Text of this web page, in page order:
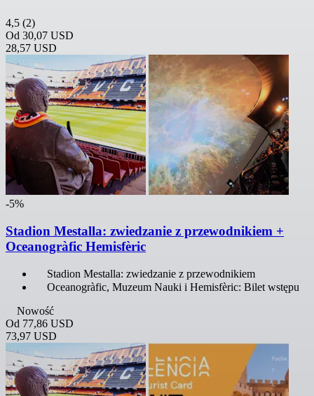
4,5 (2)
Od 30,07 USD
28,57 USD
-5%
Stadion Mestalla: zwiedzanie z przewodnikiem +
Oceanogràfic Hemisfèric
Stadion Mestalla: zwiedzanie z przewodnikiem
Oceanogràfic, Muzeum Nauki i Hemisfèric: Bilet wstępu
Nowość
Od 77,86 USD
73,97 USD